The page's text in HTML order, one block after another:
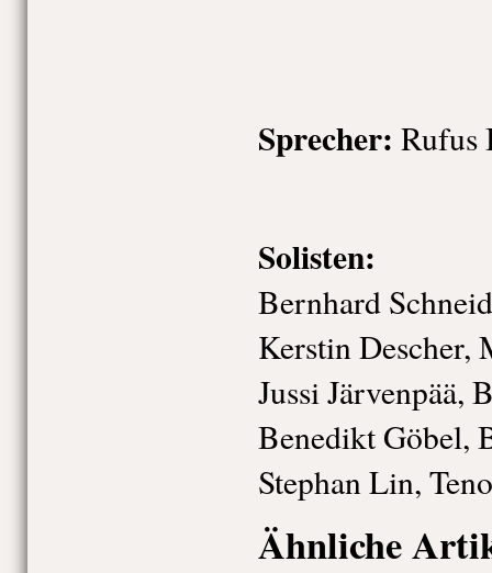
Sprecher: Rufus
Solisten:
Bernhard
Kerstin Descher,
Jussi Järvenpää,
Benedikt Göbel,
Stephan Lin,
Ähnliche